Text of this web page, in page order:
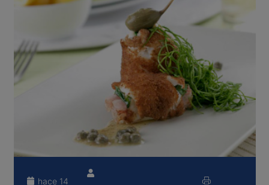
hace 14